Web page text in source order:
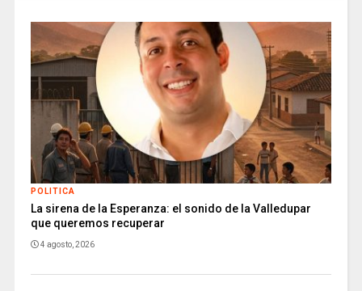
POLITICA
La sirena de la Esperanza: el sonido de la Valledupar
que queremos recuperar
4 agosto, 2026